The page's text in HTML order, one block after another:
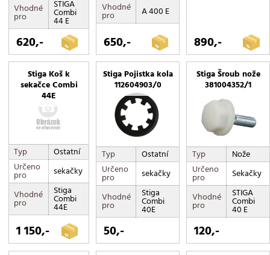
Vhodné
pro
STIGA
Combi
44 E
620,-
Vhodné
pro A 400 E
650,- 890,-
Stiga Koš k
sekačce Combi
44E
Typ
Ostatní
Určeno
pro
sekačky
Vhodné
pro
Stiga
Combi
44E
1 150,-
Stiga Pojistka kola
112604903/0
Typ
Ostatní
Určeno
pro
sekačky
Vhodné
pro
Stiga
Combi
40E
50,-
Stiga Šroub nože
381004352/1
Typ
Nože
Určeno
pro
Sekačky
Vhodné
pro
STIGA
Combi
40 E
120,-